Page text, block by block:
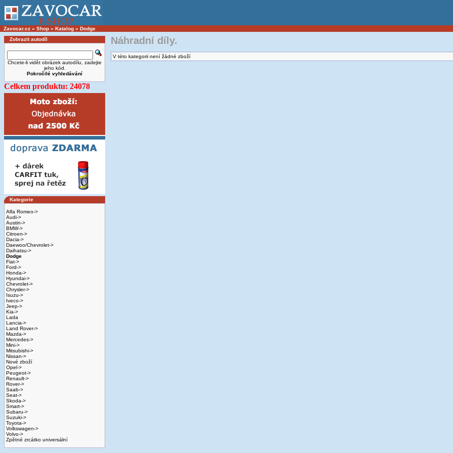
Zavocar.cz » Shop » Katalog » Dodge
Zobrazit autodíl
Chcete-li vidět obrázek autodílu, zadejte
jeho kód.
Pokročilé vyhledávání
Celkem produktu: 24078
Kategorie
Alfa Romeo->
Audi->
Austin->
BMW->
Citroen->
Dacia->
Daewoo/Chevrolet->
Daihatsu->
Dodge
Fiat->
Ford->
Honda->
Hyundai->
Chevrolet->
Chrysler->
Isuzu->
Iveco->
Jeep->
Kia->
Lada
Lancia->
Land Rover->
Mazda->
Mercedes->
Mini->
Mitsubishi->
Nissan->
Nové zboží
Opel->
Peugeot->
Renault->
Rover->
Saab->
Seat->
Skoda->
Smart->
Subaru->
Suzuki->
Toyota->
Volkswagen->
Volvo->
Zpětné zrcátko universální
Náhradní díly.
V této kategorii není žádné zboží